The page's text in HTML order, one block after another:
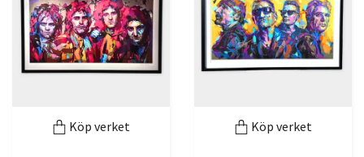
Köp verket Köp verket